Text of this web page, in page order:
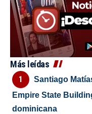
Más leídas
Santiago
Empire State
dominicana